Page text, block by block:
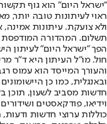
"ישראל היום" הוא גוף
ראוי לעיתונות טובה יותר,
ולא צועקת. עיתונות אמינה,
הפך "ישראל היום" לעיתון
חול. מו"ל העיתון היא ד"ר
והעורך המייסד הוא עמוס
חדשות מסביב לשעון, תוכן
וידיאו, פודקאסטים
כוללות ערוצי חדשות ודעות,